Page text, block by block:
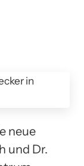
neue
und Dr.